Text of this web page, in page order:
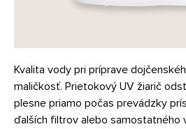
Kvalita vody pri príprave
maličkosť. Prietokový UV žiarič
plesne priamo počas prevádzky
ďalších filtrov alebo samostatného